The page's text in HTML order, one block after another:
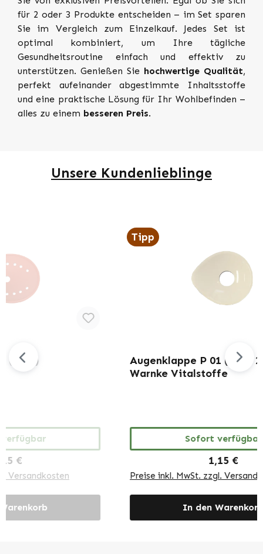
für 2 oder 3 Produkte entscheiden – im Set sparen
Sie im Vergleich zum Einzelkauf. Jedes Set ist
optimal kombiniert, um Ihre tägliche
Gesundheitsroutine einfach und effektiv zu
unterstützen. Genießen Sie hochwertige Qualität,
perfekt aufeinander abgestimmte Inhaltsstoffe
und eine praktische Lösung für Ihr Wohlbefinden –
alles zu einem besseren Preis.
Unsere Kundenlieblinge
Augenklappe P 01 (Loch 2 cm) |
Warnke Vitalstoffe
Preise inkl. MwSt. zzgl. Versandkosten